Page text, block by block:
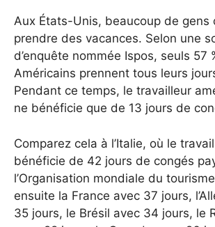
Aux États-Unis, beaucoup de gens
prendre des vacances. Selon une
d’enquête nommée Ispos, seuls 57
Américains prennent tous leurs
Pendant ce temps, le travailleur
ne bénéficie que de 13 jours de
Comparez cela à l’Italie, où le
bénéficie de 42 jours de congés
l’Organisation mondiale du
ensuite la France avec 37 jours,
35 jours, le Brésil avec 34 jours, le